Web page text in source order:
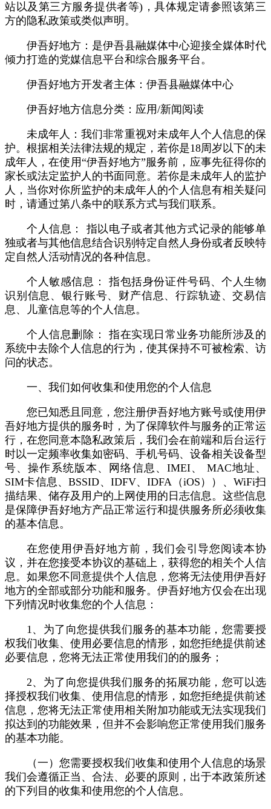
站以及第三方服务提供者等)，具体规定请参照该第三
方的隐私政策或类似声明。
伊吾好地方：是伊吾县融媒体中心迎接全媒体时代
倾力打造的党媒信息平台和综合服务平台。
伊吾好地方开发者主体：伊吾县融媒体中心
伊吾好地方信息分类：应用/新闻阅读
未成年人：我们非常重视对未成年人个人信息的保
护。根据相关法律法规的规定，若你是18周岁以下的未
成年人，在使用“伊吾好地方”服务前，应事先征得你的
家长或法定监护人的书面同意。若你是未成年人的监护
人，当你对你所监护的未成年人的个人信息有相关疑问
时，请通过第八条中的联系方式与我们联系。
个人信息： 指以电子或者其他方式记录的能够单
独或者与其他信息结合识别特定自然人身份或者反映特
定自然人活动情况的各种信息。
个人敏感信息： 指包括身份证件号码、个人生物
识别信息、银行账号、财产信息、行踪轨迹、交易信
息、儿童信息等的个人信息。
个人信息删除： 指在实现日常业务功能所涉及的
系统中去除个人信息的行为，使其保持不可被检索、访
问的状态。
一、我们如何收集和使用您的个人信息
您已知悉且同意，您注册伊吾好地方账号或使用伊
吾好地方提供的服务时，为了保障软件与服务的正常运
行，在您同意本隐私政策后，我们会在前端和后台运行
时以一定频率收集如密码、手机号码、设备相关设备型
号、操作系统版本、网络信息、IMEI、 MAC地址、
SIM卡信息、BSSID、IDFV、IDFA（iOS））、WiFi扫
描结果、储存及用户的上网使用的日志信息。这些信息
是保障伊吾好地方产品正常运行和提供服务所必须收集
的基本信息。
在您使用伊吾好地方前，我们会引导您阅读本协
议，并在您接受本协议的基础上，获得您的相关个人信
息。如果您不同意提供个人信息，您将无法使用伊吾好
地方的全部或部分功能和服务。伊吾好地方仅会在出现
下列情况时收集您的个人信息：
1、为了向您提供我们服务的基本功能，您需要授
权我们收集、使用必要信息的情形，如您拒绝提供前述
必要信息，您将无法正常使用我们的的服务；
2、为了向您提供我们服务的拓展功能，您可以选
择授权我们收集、使用信息的情形，如您拒绝提供前述
信息，您将无法正常使用相关附加功能或无法实现我们
拟达到的功能效果，但并不会影响您正常使用我们服务
的基本功能。
（一）您需要授权我们收集和使用个人信息的场景
我们会遵循正当、合法、必要的原则，出于本政策所述
的下列目的收集和使用您的个人信息。